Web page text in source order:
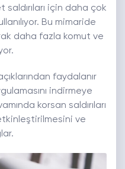
saldırıları için daha çok
Bu mimaride
daha fazla komut ve
faydalanır
indirmeye
korsan saldırıları
ve